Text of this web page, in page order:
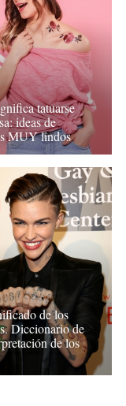
tatuarse
ideas de
MUY lindos
de los
Diccionario de
de los